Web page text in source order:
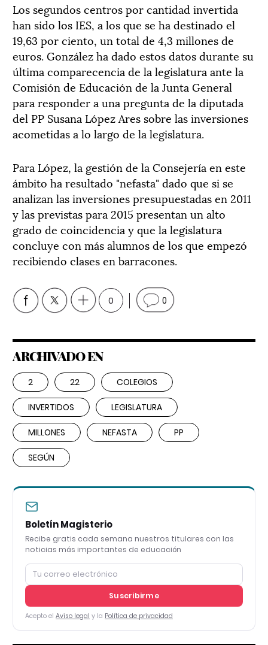
Los segundos centros por cantidad invertida
han sido los IES, a los que se ha destinado el
19,63 por ciento, un total de 4,3 millones de
euros. González ha dado estos datos durante su
última comparecencia de la legislatura ante la
Comisión de Educación de la Junta General
para responder a una pregunta de la diputada
del PP Susana López Ares sobre las inversiones
acometidas a lo largo de la legislatura.
Para López, la gestión de la Consejería en este
ámbito ha resultado "nefasta" dado que si se
analizan las inversiones presupuestadas en 2011
y las previstas para 2015 presentan un alto
grado de coincidencia y que la legislatura
concluye con más alumnos de los que empezó
recibiendo clases en barracones.
0 0
ARCHIVADO EN
2 22 COLEGIOS
INVERTIDOS LEGISLATURA
MILLONES NEFASTA PP
SEGÚN
Boletín Magisterio
Recibe gratis cada semana nuestros titulares con las
noticias más importantes de educación
Suscribirme
Acepto el Aviso legal y la Política de privacidad